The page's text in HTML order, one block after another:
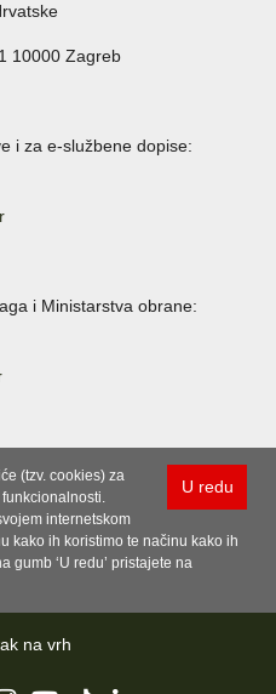
10000 Zagreb
i za e-službene dopise:
i Ministarstva obrane:
U redu
(tzv. cookies) za
internetskom
kako ih koristimo te načinu kako ih
gumb ‘U redu’ pristajete na
na vrh